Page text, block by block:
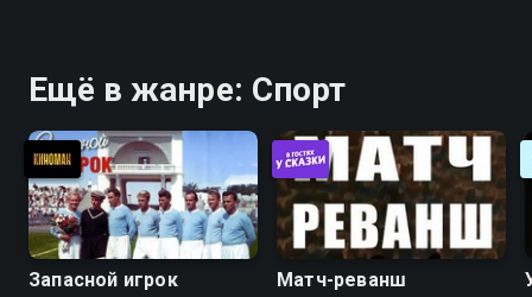
Ещё в жанре: Спорт
Запасной игрок Матч-реванш